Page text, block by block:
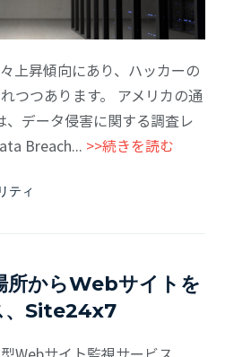
上昇傾向にあり、ハッカーの
つつあります。 アメリカの通
データ侵害に関する調査レ
Breach... >>続きを読む
ティ
所からWebサイトを
、Site24x7